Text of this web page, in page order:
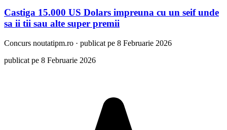
Castiga 15.000 US Dolars impreuna cu un seif unde
sa ii tii sau alte super premii
Concurs noutatipm.ro · publicat pe 8 Februarie 2026
publicat pe 8 Februarie 2026